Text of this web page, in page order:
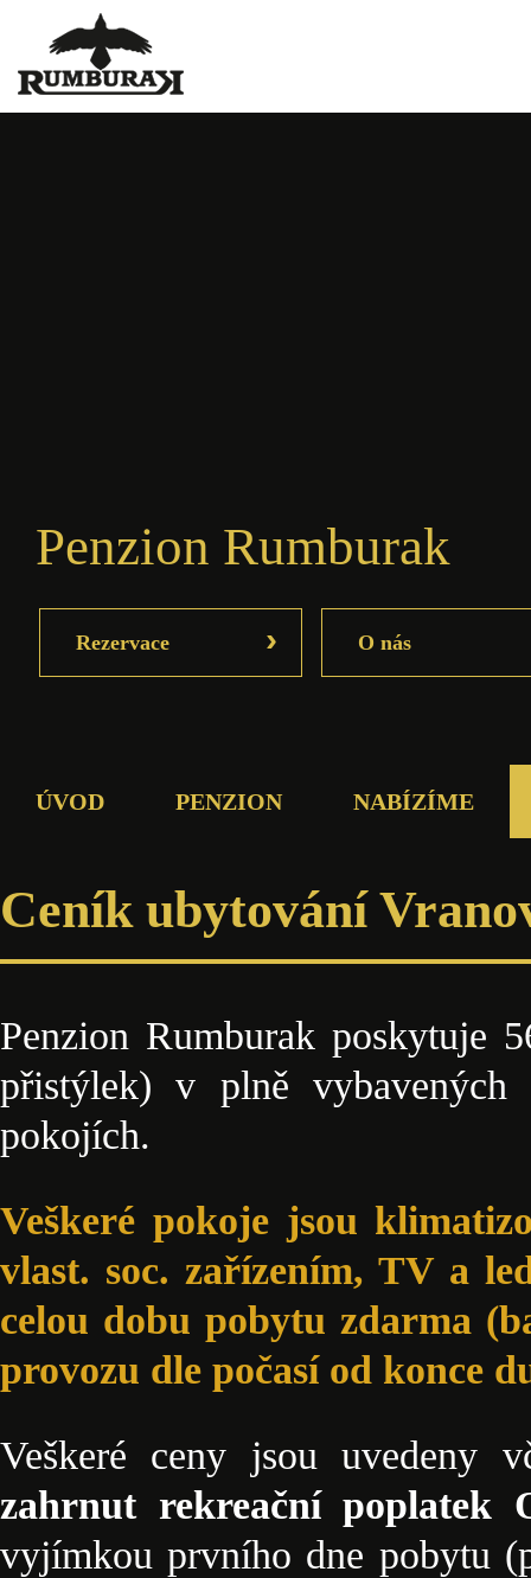
Ubytování Vranovská
přehrada - Rumburak
Penzion Rumburak
Rezervace › O nás
ÚVOD PENZION NABÍZÍME
Ceník ubytování
Penzion Rumburak poskytuje
přistýlek) v plně
pokojích.
Veškeré pokoje jsou
vlast. soc. zařízením, TV a
celou dobu pobytu zdarma
provozu dle počasí od konce
Veškeré ceny jsou uvedeny
zahrnut rekreační poplatek
vyjímkou prvního dne pobytu